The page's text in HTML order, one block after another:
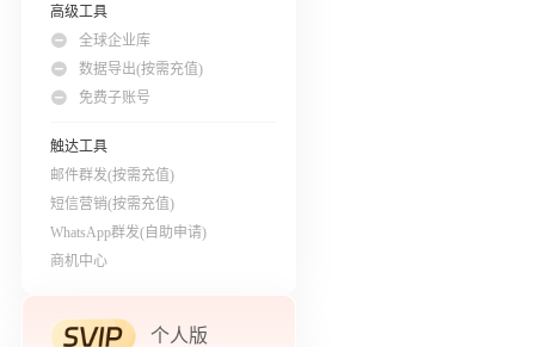
高级工具
全球企业库
数据导出(按需充值)
免费子账号
触达工具
邮件群发(按需充值)
短信营销(按需充值)
WhatsApp群发(自助申请)
商机中心
个人版